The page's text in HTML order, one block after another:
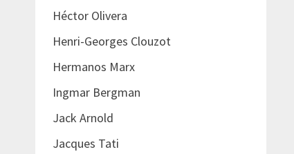
Héctor Olivera
Henri-Georges Clouzot
Hermanos Marx
Ingmar Bergman
Jack Arnold
Jacques Tati